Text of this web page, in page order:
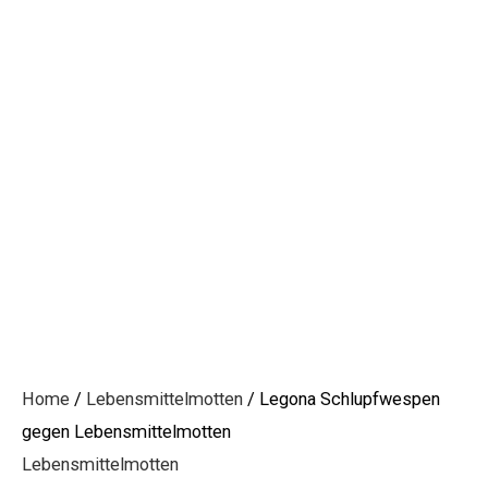
Home / Lebensmittelmotten / Legona Schlupfwespen
gegen Lebensmittelmotten
Lebensmittelmotten